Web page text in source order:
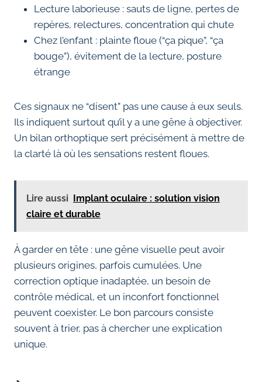
Lecture laborieuse : sauts de ligne, pertes de
repères, relectures, concentration qui chute
Chez l’enfant : plainte floue (“ça pique”, “ça
bouge”), évitement de la lecture, posture
étrange
Ces signaux ne “disent” pas une cause à eux seuls.
Ils indiquent surtout qu’il y a une gêne à objectiver.
Un bilan orthoptique sert précisément à mettre de
la clarté là où les sensations restent floues.
Lire aussi Implant oculaire : solution vision
claire et durable
À garder en tête : une gêne visuelle peut avoir
plusieurs origines, parfois cumulées. Une
correction optique inadaptée, un besoin de
contrôle médical, et un inconfort fonctionnel
peuvent coexister. Le bon parcours consiste
souvent à trier, pas à chercher une explication
unique.